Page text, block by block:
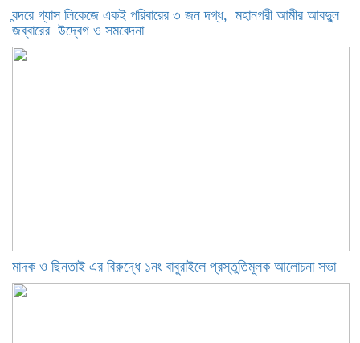
বন্দরে গ্যাস লিকেজে একই পরিবারের ৩ জন দগ্ধ, মহানগরী আমীর আবদুুল
জব্বারের উদ্বেগ ও সমবেদনা
মাদক ও ছিনতাই এর বিরুদ্ধে ১নং বাবুরাইলে প্রস্তুতিমূলক আলোচনা সভা